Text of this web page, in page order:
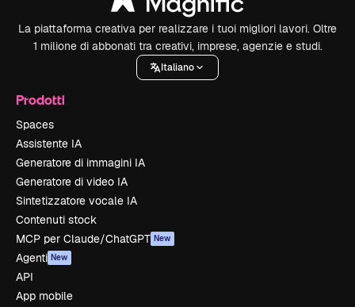
La piattaforma creativa per realizzare i tuoi migliori lavori. Oltre
1 milione di abbonati tra creativi, imprese, agenzie e studi.
Italiano
Prodotti
Spaces
Assistente IA
Generatore di immagini IA
Generatore di video IA
Sintetizzatore vocale IA
Contenuti stock
MCP per Claude/ChatGPT New
Agenti New
API
App mobile